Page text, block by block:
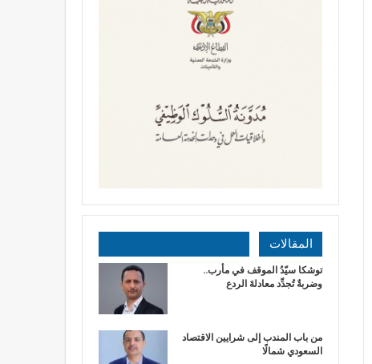
المقالات
توشكا سيّدُ الموقف في مأرب..
وضربةٌ تُجدِّد معادلةَ الردع
من باب المندب إلى شرايين الاقتصاد
السعودي شمالًا